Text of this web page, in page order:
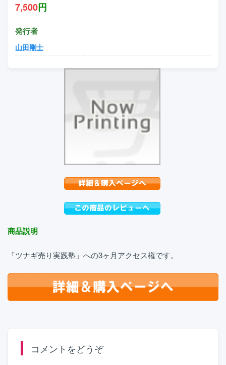
7,500円
発行者
山田剛士
商品説明
「ツナギ売り実践塾」への3ヶ月アクセス権です。
コメントをどうぞ